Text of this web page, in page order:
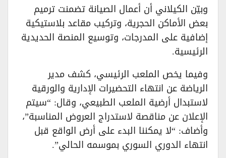
وبيّن الكيلاني أن أعمال الصيانة تضمنت ترميم
بعض الأماكن الحجرية، وتركيب مقاعد بلاستيكية
إضافية على المدرجات، وتوسيع المنصة الحديدية
الرئيسية.
وفيما يخص الملعب الرئيسي، كشف مدير
الرياضة عن انتهاء التحضيرات الإدارية والورقية
لاستبدال أرضية الملعب الطبيعي، وقال: “سيتم
الإعلان عن مناقصة لاستدراج العروض المناسبة”،
وأضاف: “لا يمكننا البدء على أرض الواقع قبل
انتهاء الدوري السوري بموسمه الحالي”.